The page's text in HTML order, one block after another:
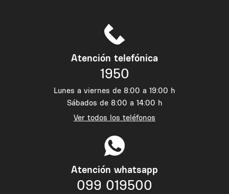
Atención telefónica
1950
Lunes a viernes de 8:00 a 19:00 h
Sábados de 8:00 a 14:00 h
Ver todos los teléfonos
Atención whatsapp
099 019500